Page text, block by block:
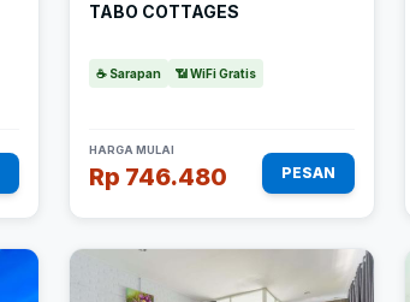
TABO COTTAGES
☕ Sarapan 📶 WiFi Gratis
HARGA MULAI
Rp 746.480 PESAN